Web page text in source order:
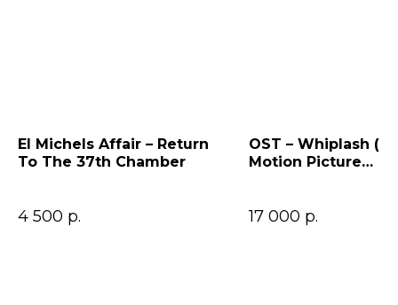
El Michels Affair – Return
To The 37th Chamber
4 500 р.
OST – Whiplash
Motion Picture
17 000 р.